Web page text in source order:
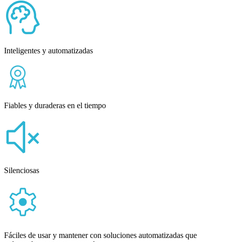
Inteligentes y automatizadas
Fiables y duraderas en el tiempo
Silenciosas
Fáciles de usar y mantener con soluciones automatizadas que